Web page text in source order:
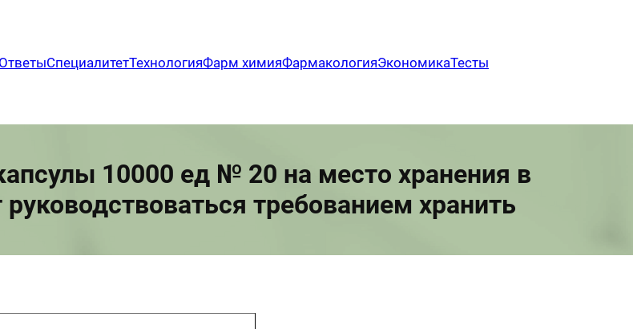
ОтветыСпециалитетТехнологияФарм химияФармакологияЭкономикаТесты
10000 ед № 20 на место хранения в
требованием хранить